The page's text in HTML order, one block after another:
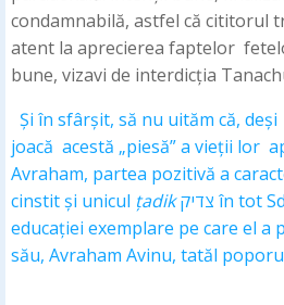
condamnabilă, astfel că cititorul
atent la aprecierea faptelor
bune, vizavi de interdicția
Și în sfârșit, să nu uităm că,
joacă acestă „piesă” a vieții lor
Avraham, partea pozitivă a
cinstit și unicul țadikצדיק în tot Sdomul, este urmarea
educației exemplare pe care el a
său, Avraham Avinu, tatăl